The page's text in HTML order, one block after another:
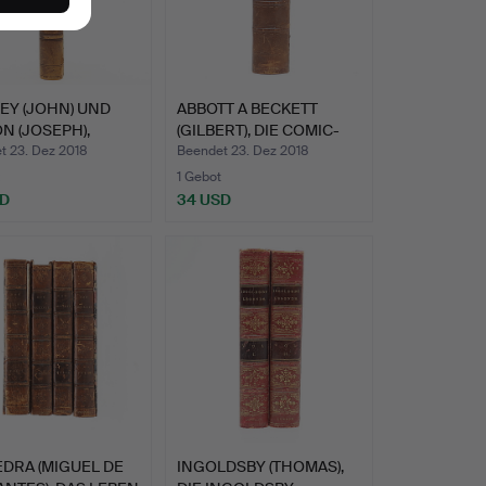
(JOHN) UND
(JOSEPH),
23. Dez 2018
ABBOTT A BECKETT
(GILBERT), DIE COMIC-
GESC…
Beendet 23. Dez 2018
1 Gebot
34 USD
(MIGUEL DE
INGOLDSBY (THOMAS),